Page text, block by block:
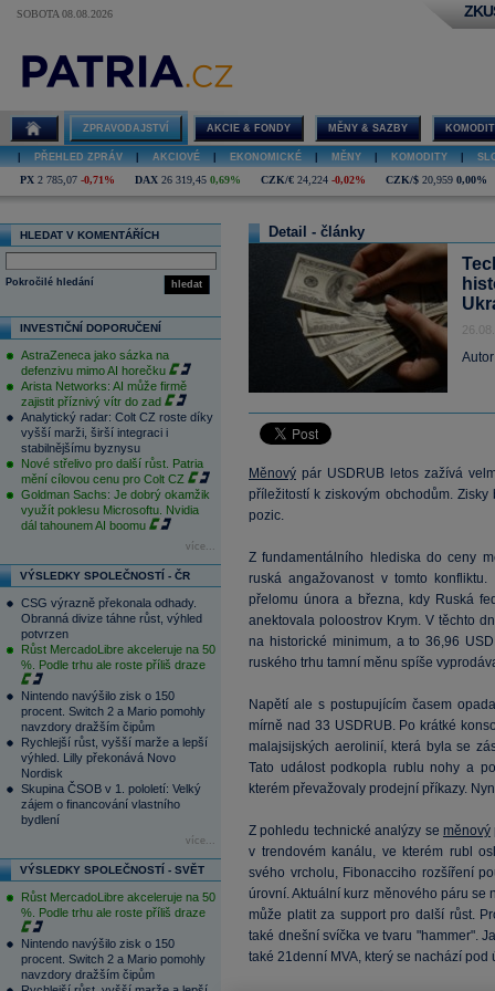
SOBOTA 08.08.2026
ZPRAVODAJSTVÍ AKCIE & FONDY MĚNY & SAZBY
PŘEHLED ZPRÁV AKCIOVÉ EKONOMICKÉ MĚNY KOMODITY
PX 2 785,07 -0,71% DAX 26 319,45 0,69% CZK/€ 24,224 -0,02% CZK/$ 20,959 0,00%
HLEDAT V KOMENTÁŘÍCH
hledat
Pokročilé hledání
INVESTIČNÍ DOPORUČENÍ
AstraZeneca jako sázka na
defenzivu mimo AI horečku
Arista Networks: AI může firmě
zajistit příznivý vítr do zad
Analytický radar: Colt CZ roste díky
vyšší marži, širší integraci i
stabilnějšímu byznysu
Nové střelivo pro další růst. Patria
mění cílovou cenu pro Colt CZ
Goldman Sachs: Je dobrý okamžik
využít poklesu Microsoftu. Nvidia
dál tahounem AI boomu
více...
VÝSLEDKY SPOLEČNOSTÍ - ČR
CSG výrazně překonala odhady.
Obranná divize táhne růst, výhled
potvrzen
Růst MercadoLibre akceleruje na 50
%. Podle trhu ale roste příliš draze
Nintendo navýšilo zisk o 150
procent. Switch 2 a Mario pomohly
navzdory dražším čipům
Rychlejší růst, vyšší marže a lepší
výhled. Lilly překonává Novo
Nordisk
Skupina ČSOB v 1. pololetí: Velký
zájem o financování vlastního
bydlení
více...
VÝSLEDKY SPOLEČNOSTÍ - SVĚT
Růst MercadoLibre akceleruje na 50
%. Podle trhu ale roste příliš draze
Nintendo navýšilo zisk o 150
procent. Switch 2 a Mario pomohly
navzdory dražším čipům
Detail - články
Měnový pár USDRUB letos zažívá
příležitostí k ziskovým obchodům.
pozic.
Z fundamentálního hlediska do ceny
ruská angažovanost v tomto
přelomu února a března, kdy Ruská
anektovala poloostrov Krym. V těchto
na historické minimum, a to 36,96
ruského trhu tamní měnu spíše
Napětí ale s postupujícím časem
mírně nad 33 USDRUB. Po krátké
malajsijských aerolinií, která byla se
Tato událost podkopla rublu nohy a
kterém převažovaly prodejní příkazy.
Z pohledu technické analýzy se měnový
v trendovém kanálu, ve kterém rubl
svého vrcholu, Fibonacciho rozšíření
úrovní. Aktuální kurz měnového páru
může platit za support pro další růst.
také dnešní svíčka ve tvaru "hammer".
také 21denní MVA, který se nachází